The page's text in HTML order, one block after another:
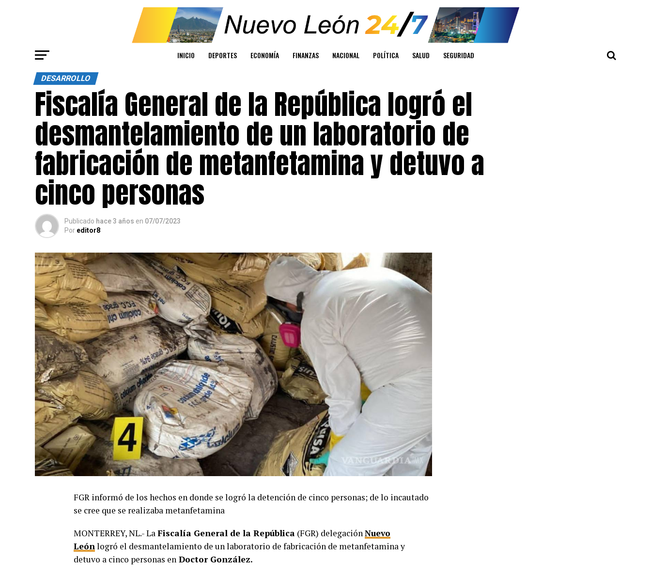
INICIO DEPORTES ECONOMÍA FINANZAS NACIONAL POLÍTICA SALUD SEGURIDAD
DESARROLLO
Fiscalía General de la República logró el
desmantelamiento de un laboratorio de
fabricación de metanfetamina y detuvo a
cinco personas
Publicado hace 3 años en 07/07/2023
Por editor8
FGR informó de los hechos en donde se logró la detención de cinco personas; de lo incautado
se cree que se realizaba metanfetamina
MONTERREY, NL.- LaFiscalía General de la República (FGR) delegaciónNuevo
Leónlogró el desmantelamiento de un laboratorio de fabricación de metanfetamina y
detuvo a cinco personas en Doctor González.